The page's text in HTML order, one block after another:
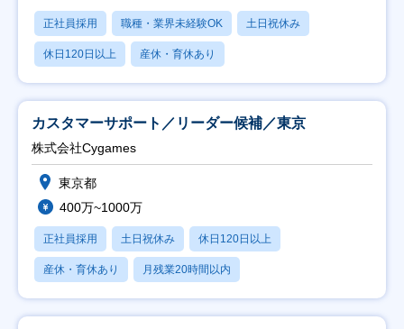
正社員採用 職種・業界未経験OK 土日祝休み
休日120日以上 産休・育休あり
カスタマーサポート／リーダー候補／東京
株式会社Cygames
東京都
400万~1000万
正社員採用 土日祝休み 休日120日以上
産休・育休あり 月残業20時間以内